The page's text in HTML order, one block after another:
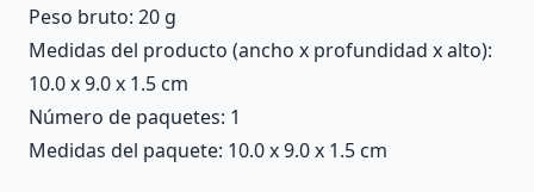
Peso bruto: 20 g
Medidas del producto (ancho x profundidad x alto):
10.0 x 9.0 x 1.5 cm
Número de paquetes: 1
Medidas del paquete: 10.0 x 9.0 x 1.5 cm